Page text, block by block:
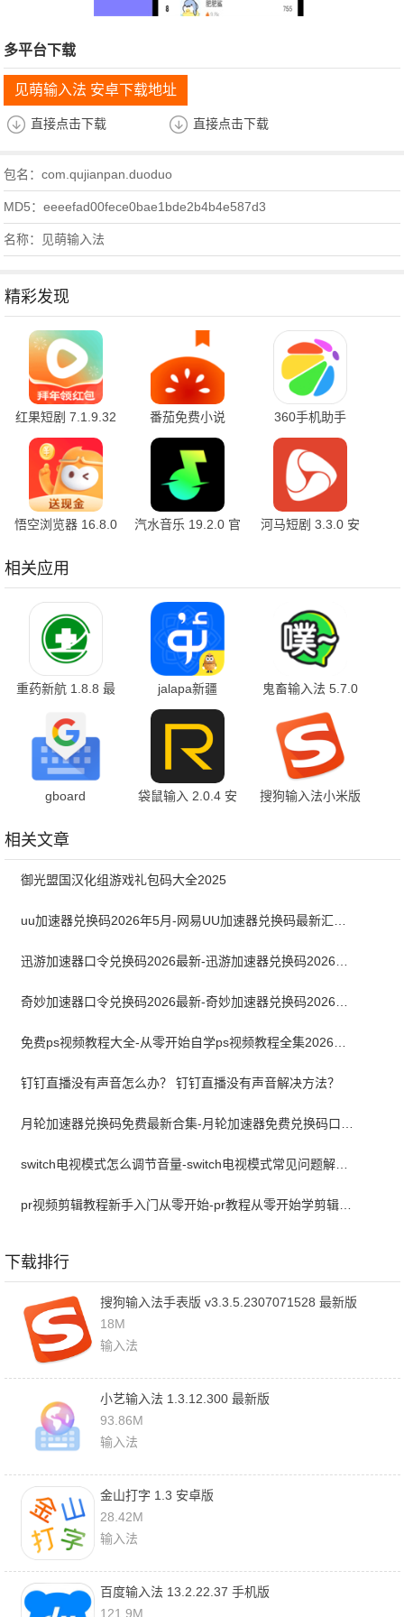
多平台下载
见萌输入法 安卓下载地址
直接点击下载 直接点击下载
包名：com.qujianpan.duoduo
MD5：eeeefad00fece0bae1bde2b4b4e587d3
名称：见萌输入法
精彩发现
红果短剧 7.1.9.32
官方版
番茄免费小说
7.1.9.32 安卓版
360手机助手
10.2.2 官方版
悟空浏览器 16.8.0
汽水音乐 19.2.0 官
河马短剧 3.3.0 安
相关应用
重药新航 1.8.8 最
jalapa新疆
uygurqakirguzguqBadam
维语输入法 7.90.0
官方版
鬼畜输入法 5.7.0
gboard
release-armeabi-
袋鼠输入 2.0.4 安
搜狗输入法小米版
相关文章
御光盟国汉化组游戏礼包码大全2025
钉钉直播没有声音怎么办？ 钉钉直播没有声音解决方法？
switch电视模式怎么调节音量-switch电视模式常见问题解决方案
pr视频剪辑教程新手入门从零开始-pr教程从零开始学剪辑全集免费
下载排行
搜狗输入法手表版 v3.3.5.2307071528 最新版
18M
输入法
小艺输入法 1.3.12.300 最新版
93.86M
输入法
金山打字 1.3 安卓版
28.42M
输入法
百度输入法 13.2.22.37 手机版
121.9M